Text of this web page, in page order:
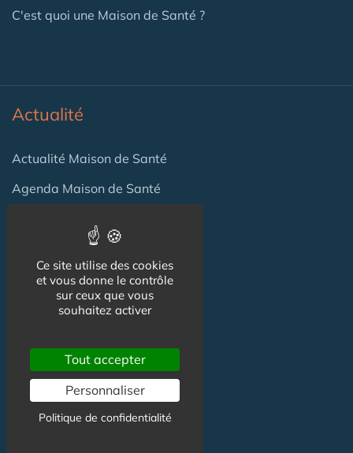
C'est quoi une Maison de Santé ?
Actualité
Actualité Maison de Santé
Agenda Maison de Santé
Reseaux Sociaux
Facebook
X (ex-Twitter)
Linkedin
Ce site utilise des cookies
et vous donne le contrôle
sur ceux que vous
souhaitez activer
Tout accepter
Personnaliser
Politique de confidentialité